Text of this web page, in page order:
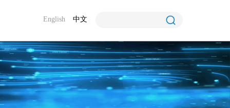
English 中文